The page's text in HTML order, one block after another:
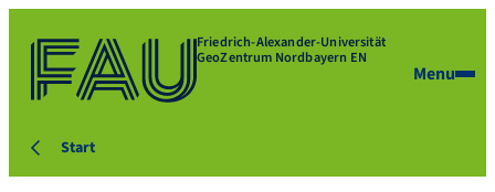
Friedrich-Alexander-Universität
GeoZentrum Nordbayern EN
Menu
Start